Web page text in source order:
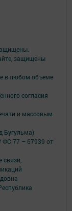
защищены
в любом объеме
согласия
и массовым
Бугульма)
ФС 77 – 67939 от